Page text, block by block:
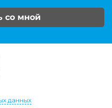
со мной
данных